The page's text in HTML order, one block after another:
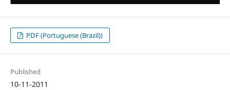
PDF (Portuguese (Brazil))
Published
10-11-2011